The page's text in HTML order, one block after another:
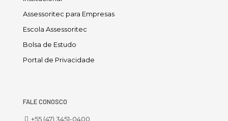
Assessoritec para Empresas
Escola Assessoritec
Bolsa de Estudo
Portal de Privacidade
FALE CONOSCO
+55 (47) 3451-0400